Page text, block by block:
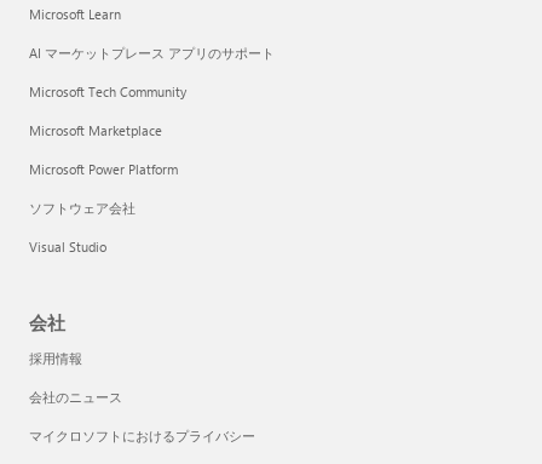
Microsoft Learn
AI マーケットプレース アプリのサポート
Microsoft Tech Community
Microsoft Marketplace
Microsoft Power Platform
ソフトウェア会社
Visual Studio
会社
採用情報
会社のニュース
マイクロソフトにおけるプライバシー